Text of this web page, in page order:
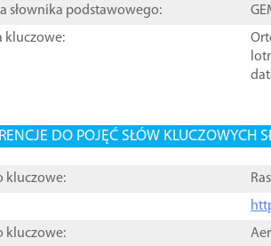
słownika podstawowego:
kluczowe:
DO POJĘĆ SŁÓW KLUCZOWYCH
kluczowe:
kluczowe: